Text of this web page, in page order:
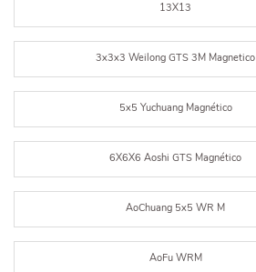
13X13
3x3x3 Weilong GTS 3M Magnetico
5x5 Yuchuang Magnético
6X6X6 Aoshi GTS Magnético
AoChuang 5x5 WR M
AoFu WRM